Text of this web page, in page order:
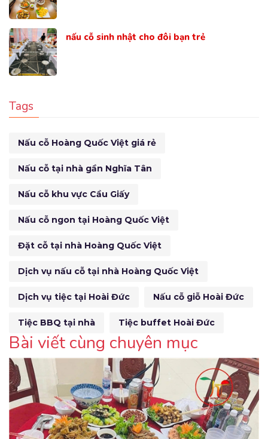
nấu cỗ sinh nhật cho đôi bạn trẻ
Tags
Nấu cỗ Hoàng Quốc Việt giá rẻ
Nấu cỗ tại nhà gần Nghĩa Tân
Nấu cỗ khu vực Cầu Giấy
Nấu cỗ ngon tại Hoàng Quốc Việt
Đặt cỗ tại nhà Hoàng Quốc Việt
Dịch vụ nấu cỗ tại nhà Hoàng Quốc Việt
Dịch vụ tiệc tại Hoài Đức Nấu cỗ giỗ Hoài Đức
Tiệc BBQ tại nhà Tiệc buffet Hoài Đức
Bài viết cùng chuyên mục